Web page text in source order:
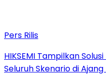
Pers Rilis
HIKSEMI Tampilkan
Seluruh Skenario di